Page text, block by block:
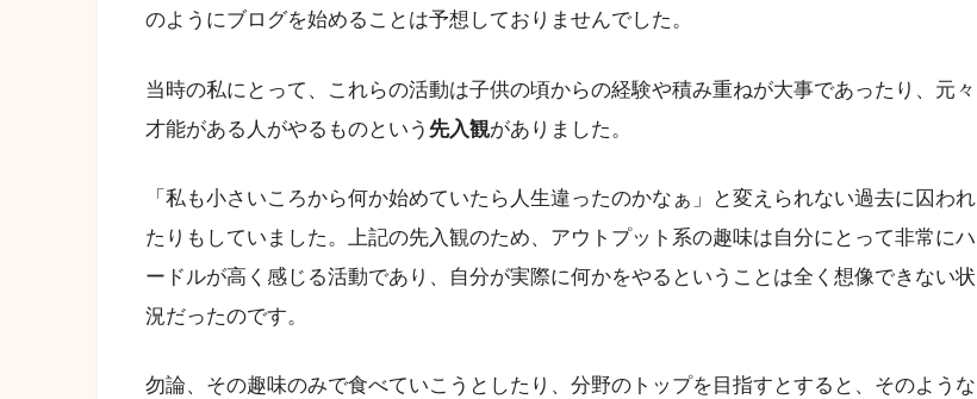
のようにブログを始めることは予想しておりませんでした。
当時の私にとって、これらの活動は子供の頃からの経験や積み重ねが大事であったり、元々
才能がある人がやるものという 先入観がありました。
「私も小さいころから何か始めていたら人生違ったのかなぁ」と変えられない過去に囚われ
たりもしていました。上記の先入観のため、アウトプット系の趣味は自分にとって非常にハ
ードルが高く感じる活動であり、自分が実際に何かをやるということは全く想像できない状
況だったのです。
勿論、その趣味のみで食べていこうとしたり、分野のトップを目指すとすると、そのような